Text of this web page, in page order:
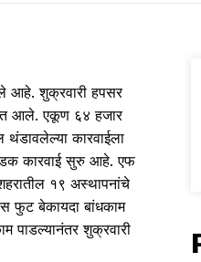
आहे. शुक्रवारी हपसर
आले. एकूण ६४ हजार
थंडावलेल्या कारवाईला
धडक कारवाई सुरु आहे. एफ
१९ अस्थापनांचे
फुट बेकायदा बांधकाम
पाडल्यानंतर शुक्रवारी